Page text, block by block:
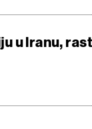
u Iranu,